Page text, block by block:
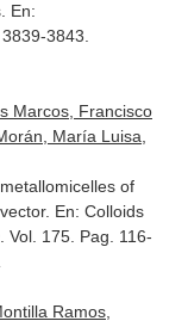
En:
3843.
Marcos, Francisco
María Luisa,
of
En: Colloids
Vol. 175. Pag. 116-
Ramos,